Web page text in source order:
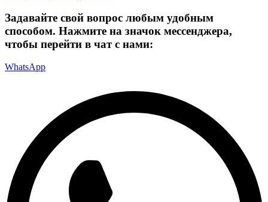
Задавайте свой вопрос любым удобным
способом. Нажмите на значок мессенджера,
чтобы перейти в чат с нами:
WhatsApp